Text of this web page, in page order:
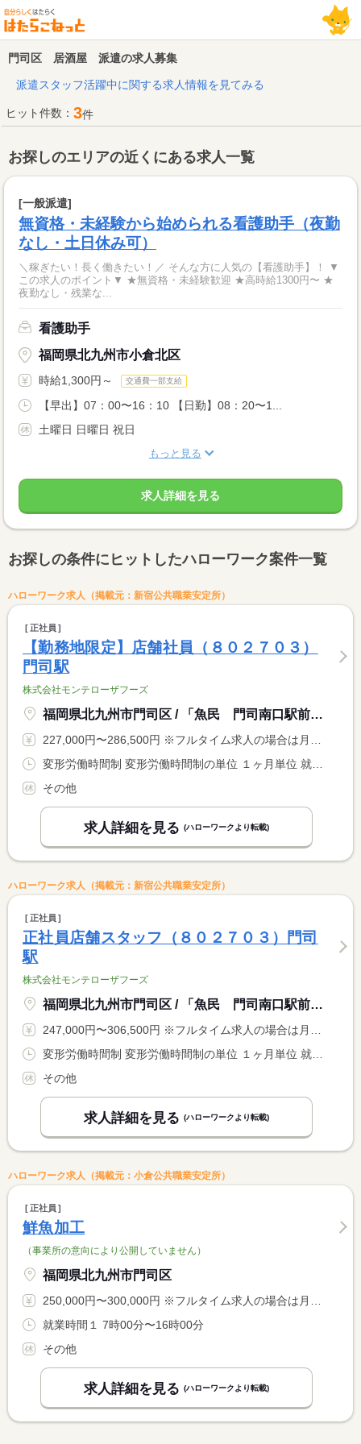
門司区 居酒屋 派遣の求人募集
派遣スタッフ活躍中に関する求人情報を見てみる
ヒット件数： 3件
お探しのエリアの近くにある求人一覧
[一般派遣]
無資格・未経験から始められる看護助手（夜勤
なし・土日休み可）
＼稼ぎたい！長く働きたい！／ そんな方に人気の【看護助手】！ ▼
この求人のポイント▼ ★無資格・未経験歓迎 ★高時給1300円〜 ★
夜勤なし・残業な...
看護助手
福岡県北九州市小倉北区
時給1,300円～ 交通費一部支給
【早出】07：00〜16：10 【日勤】08：20〜1...
土曜日 日曜日 祝日
もっと見る
求人詳細を見る
お探しの条件にヒットしたハローワーク案件一覧
ハローワーク求人（掲載元：新宿公共職業安定所）
正社員
【勤務地限定】店舗社員（８０２７０３）
門司駅
株式会社モンテローザフーズ
福岡県北九州市門司区 / 「魚民 門司南口駅前店」
227,000円〜286,500円 ※フルタイム求人の場合は月額（換算額）、パート求人の場合は時間額を表示しています。
変形労働時間制 変形労働時間制の単位 １ヶ月単位 就業時間１ 15時00分〜23時00分 就業時間２ 16時30分〜0時30分 就業時間に関する特記事項 店舗により異なる
その他
求人詳細を見る (ハローワークより転載)
ハローワーク求人（掲載元：新宿公共職業安定所）
正社員
正社員店舗スタッフ（８０２７０３）門司
駅
株式会社モンテローザフーズ
福岡県北九州市門司区 / 「魚民 門司南口駅前店」
247,000円〜306,500円 ※フルタイム求人の場合は月額（換算額）、パート求人の場合は時間額を表示しています。
変形労働時間制 変形労働時間制の単位 １ヶ月単位 就業時間１ 15時00分〜23時00分 就業時間２ 16時30分〜0時30分 就業時間に関する特記事項 店舗により異なる
その他
求人詳細を見る (ハローワークより転載)
ハローワーク求人（掲載元：小倉公共職業安定所）
正社員
鮮魚加工
（事業所の意向により公開していません）
福岡県北九州市門司区
250,000円〜300,000円 ※フルタイム求人の場合は月額（換算額）、パート求人の場合は時間額を表示しています。
就業時間１ 7時00分〜16時00分
その他
求人詳細を見る (ハローワークより転載)